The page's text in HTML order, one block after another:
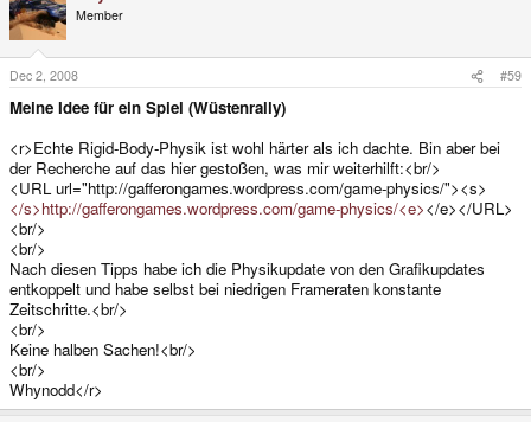
Member
Dec 2, 2008 #59
Meine Idee für ein Spiel (Wüstenrally)
<r>Echte Rigid-Body-Physik ist wohl härter als ich dachte. Bin aber bei
der Recherche auf das hier gestoßen, was mir weiterhilft:<br/>
<URL url="http://gafferongames.wordpress.com/game-physics/"><s>
</s>http://gafferongames.wordpress.com/game-physics/<e></e></URL>
<br/>
<br/>
Nach diesen Tipps habe ich die Physikupdate von den Grafikupdates
entkoppelt und habe selbst bei niedrigen Frameraten konstante
Zeitschritte.<br/>
<br/>
Keine halben Sachen!<br/>
<br/>
Whynodd</r>